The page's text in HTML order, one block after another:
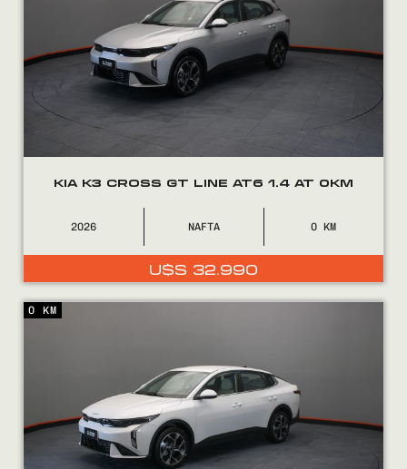
Encontranos en
KIA K3 CROSS GT LINE AT6 1.4 AT 0KM
2026 NAFTA 0
U$S 32.990
0 KM